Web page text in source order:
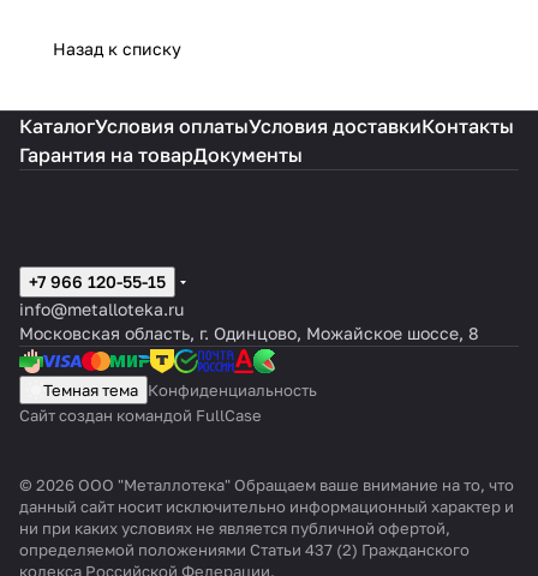
Назад к списку
КаталогУсловия оплатыУсловия доставкиКонтакты
Гарантия на товарДокументы
+7 966 120-55-15
info@metalloteka.ru
Московская область, г. Одинцово, Можайское шоссе, 8
Темная тема Конфиденциальность
Сайт создан командой FullCase
© 2026 ООО "Металлотека" Обращаем ваше внимание на то, что
данный сайт носит исключительно информационный характер и
ни при каких условиях не является публичной офертой,
определяемой положениями Статьи 437 (2) Гражданского
кодекса Российской Федерации.